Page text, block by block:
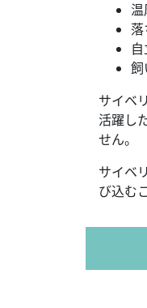
温
飼
サイベ
活躍し
せん。
サイベ
び込む